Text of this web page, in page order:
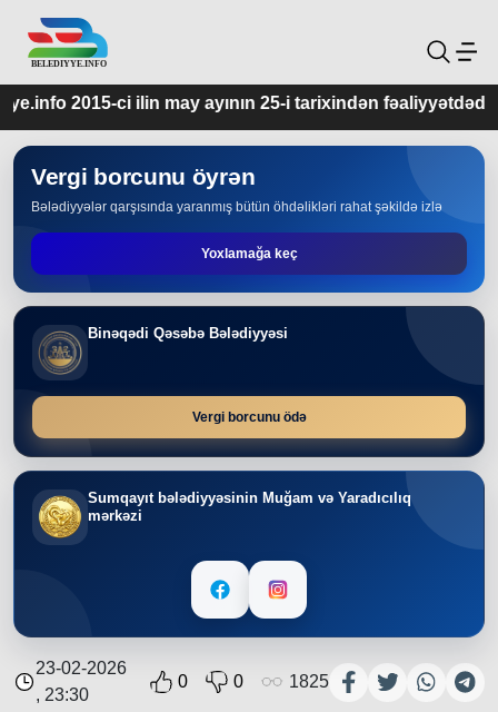
ayının 25-i tarixindən fəaliyyətdədir.
Vergi borcunu öyrən
Bələdiyyələr qarşısında yaranmış bütün öhdəlikləri rahat şəkildə izlə
Yoxlamağa keç
Binəqədi Qəsəbə Bələdiyyəsi
Vergi borcunu ödə
Sumqayıt bələdiyyəsinin Muğam və Yaradıcılıq
mərkəzi
23-02-2026
, 23:30
0 0 1825